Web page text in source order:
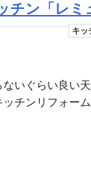
ン「レミ
キッ
らないぐらい
チンリフォー